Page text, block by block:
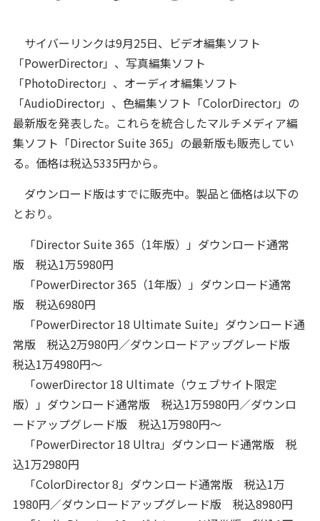
サイバーリンクは9月25日、ビデオ編集ソフト
「PowerDirector」、写真編集ソフト
「PhotoDirector」、オーディオ編集ソフト
「AudioDirector」、色編集ソフト「ColorDirector」の
最新版を発表した。これらを統合したマルチメディア編
集ソフト「Director Suite 365」の最新版も販売してい
る。価格は税込5335円から。
ダウンロード版はすでに販売中。製品と価格は以下の
とおり。
「Director Suite 365（1年版）」ダウンロード通常
版 税込1万5980円
「PowerDirector 365（1年版）」ダウンロード通常
版 税込6980円
「PowerDirector 18 Ultimate Suite」ダウンロード通
常版 税込2万980円／ダウンロードアップグレード版
税込1万4980円～
「owerDirector 18 Ultimate（ウェブサイト限定
版）」ダウンロード通常版 税込1万5980円／ダウンロ
ードアップグレード版 税込1万980円～
「PowerDirector 18 Ultra」ダウンロード通常版 税
込1万2980円
「ColorDirector 8」ダウンロード通常版 税込1万
1980円／ダウンロードアップグレード版 税込8980円